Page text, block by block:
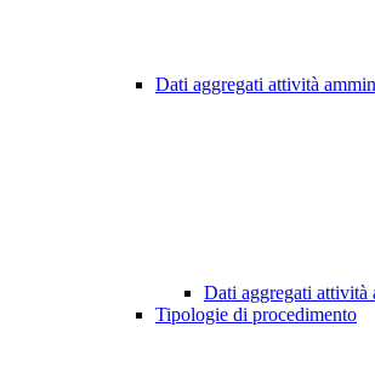
Dati aggregati attività
Dati aggregati attività
Tipologie di procedimento